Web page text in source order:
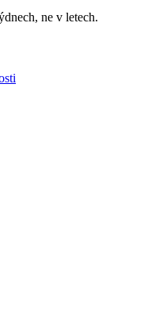
ne v letech.